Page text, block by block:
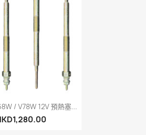
快速查看
/ V78W 12V 預熱塞...